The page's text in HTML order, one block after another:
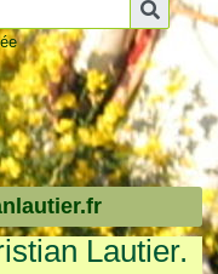
Lautier.